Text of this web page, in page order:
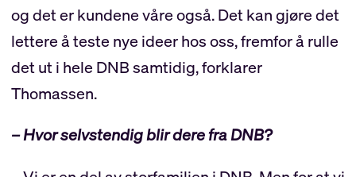
og det er kundene våre også. Det kan gjøre det
lettere å teste nye ideer hos oss, fremfor å rulle
det ut i hele DNB samtidig, forklarer
Thomassen.
– Hvor selvstendig blir dere fra DNB?